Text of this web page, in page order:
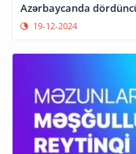
Azərbaycanda
19-12-2024